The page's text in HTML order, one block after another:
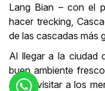
Lang Bian – con el
hacer trecking,
de las cascadas más
Al llegar a la ciudad
buen ambiente
Dalat, visitar a los